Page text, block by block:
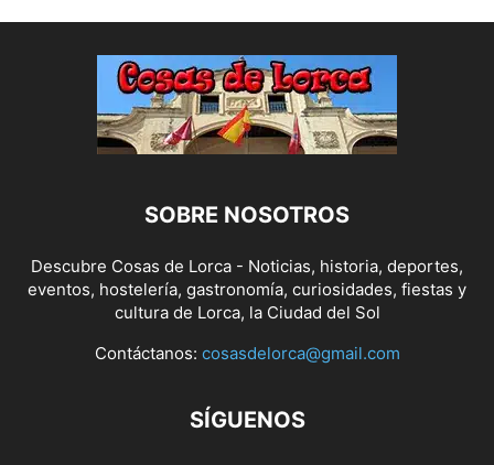
SOBRE NOSOTROS
Descubre Cosas de Lorca - Noticias, historia, deportes,
eventos, hostelería, gastronomía, curiosidades, fiestas y
cultura de Lorca, la Ciudad del Sol
Contáctanos: cosasdelorca@gmail.com
SÍGUENOS